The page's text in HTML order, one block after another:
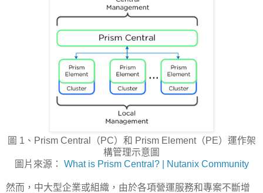
圖 1、Prism Central（PC）和 Prism Element（PE）運作架
構管理示意圖
圖片來源： What is Prism Central? | Nutanix Community
然而，中大型企業或組織，由於各項營運服務和專案不斷增